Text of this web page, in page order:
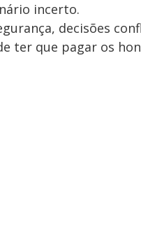
incerto.
decisões
ter que pagar os